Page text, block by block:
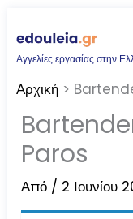
στο
περιεχόμενο
Αγγελίες εργασίας στην
Αρχική
Paros
Από / 2 Ιουνίου